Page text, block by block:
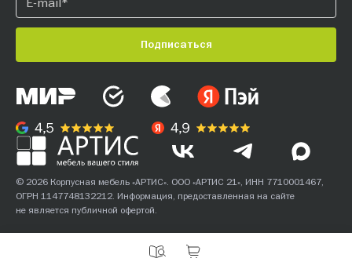
Подписаться
© 2026 Корпусная мебель «АРТИС». ООО «АРТИС 21», ИНН 7710001467,
ОГРН 1147748132212. Информация, предоставленная на сайте
не является публичной офертой.